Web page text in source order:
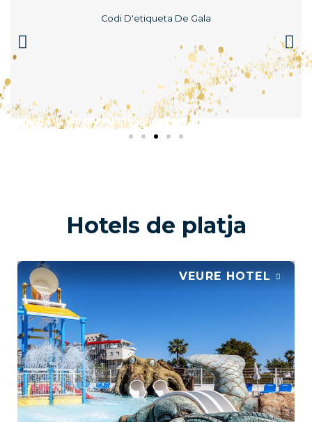
Codi D'etiqueta De Gala
Hotels de platja
VEURE HOTEL